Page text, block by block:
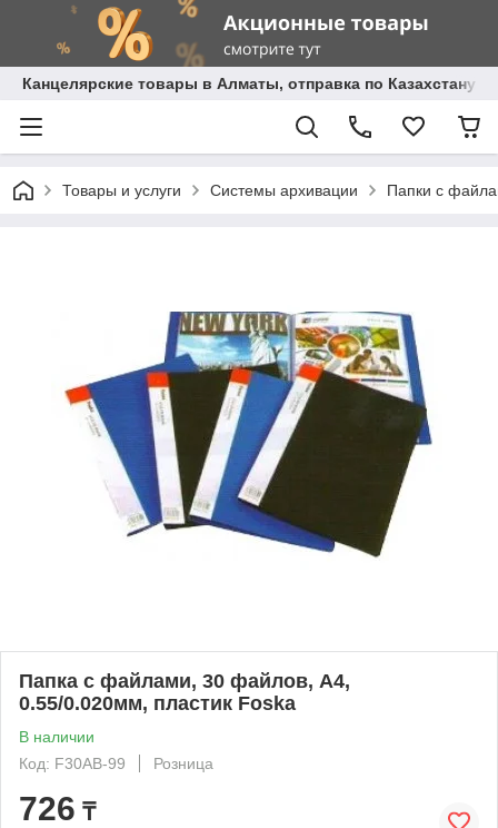
Канцелярские товары в Алматы, отправка по Казахстану.
Товары и услуги Системы архивации Папки с
Папка с файлами, 30 файлов, А4,
0.55/0.020мм, пластик Foska
В наличии
Код: F30AB-99
Розница
726 ₸